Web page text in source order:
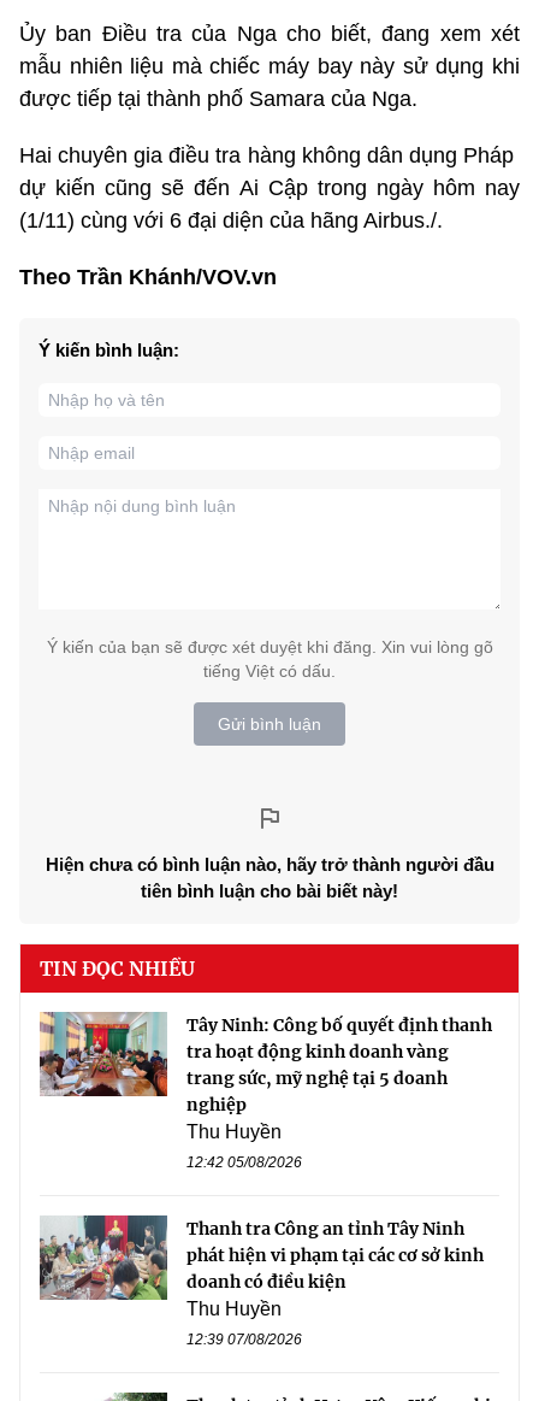
Ủy ban Điều tra của Nga cho biết, đang xem xét
mẫu nhiên liệu mà chiếc máy bay này sử dụng khi
được tiếp tại thành phố Samara của Nga.
Hai chuyên gia điều tra hàng không dân dụng Pháp
dự kiến cũng sẽ đến Ai Cập trong ngày hôm nay
(1/11) cùng với 6 đại diện của hãng Airbus./.
Theo Trần Khánh/VOV.vn
Ý kiến bình luận:
Ý kiến của bạn sẽ được xét duyệt khi đăng. Xin vui lòng gõ
tiếng Việt có dấu.
Gửi bình luận
Hiện chưa có bình luận nào, hãy trở thành người đầu
tiên bình luận cho bài biết này!
TIN ĐỌC NHIỀU
Tây Ninh: Công bố quyết định thanh
tra hoạt động kinh doanh vàng
trang sức, mỹ nghệ tại 5 doanh
nghiệp
Thu Huyền
12:42 05/08/2026
Thanh tra Công an tỉnh Tây Ninh
phát hiện vi phạm tại các cơ sở kinh
doanh có điều kiện
Thu Huyền
12:39 07/08/2026